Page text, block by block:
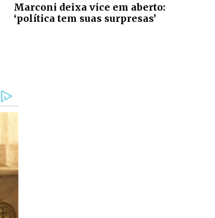
Marconi deixa vice em aberto:
‘política tem suas surpresas’